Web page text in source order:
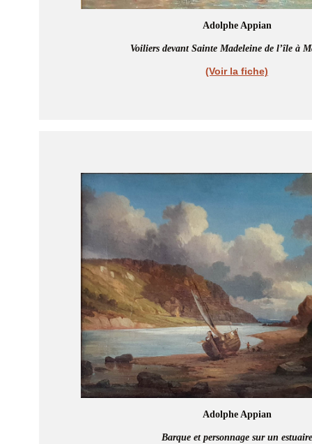
Adolphe Appian
Voiliers devant Sainte Madeleine de l’île à
(Voir la fiche)
Adolphe Appian
Barque et personnage sur un estuaire